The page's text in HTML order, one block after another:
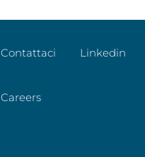
Contattaci
Careers
Linkedin